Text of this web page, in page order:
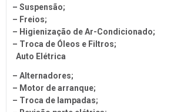
Placas
Estética e Higienização
Auto Vidros
Capotas
Despachante
– Suspensão;
– Freios;
– Higienização de Ar-Condicionado;
– Troca de Óleos e Filtros;​
Auto Elétrica
– Alternadores;
– Motor de arranque;
– Troca de lampadas;